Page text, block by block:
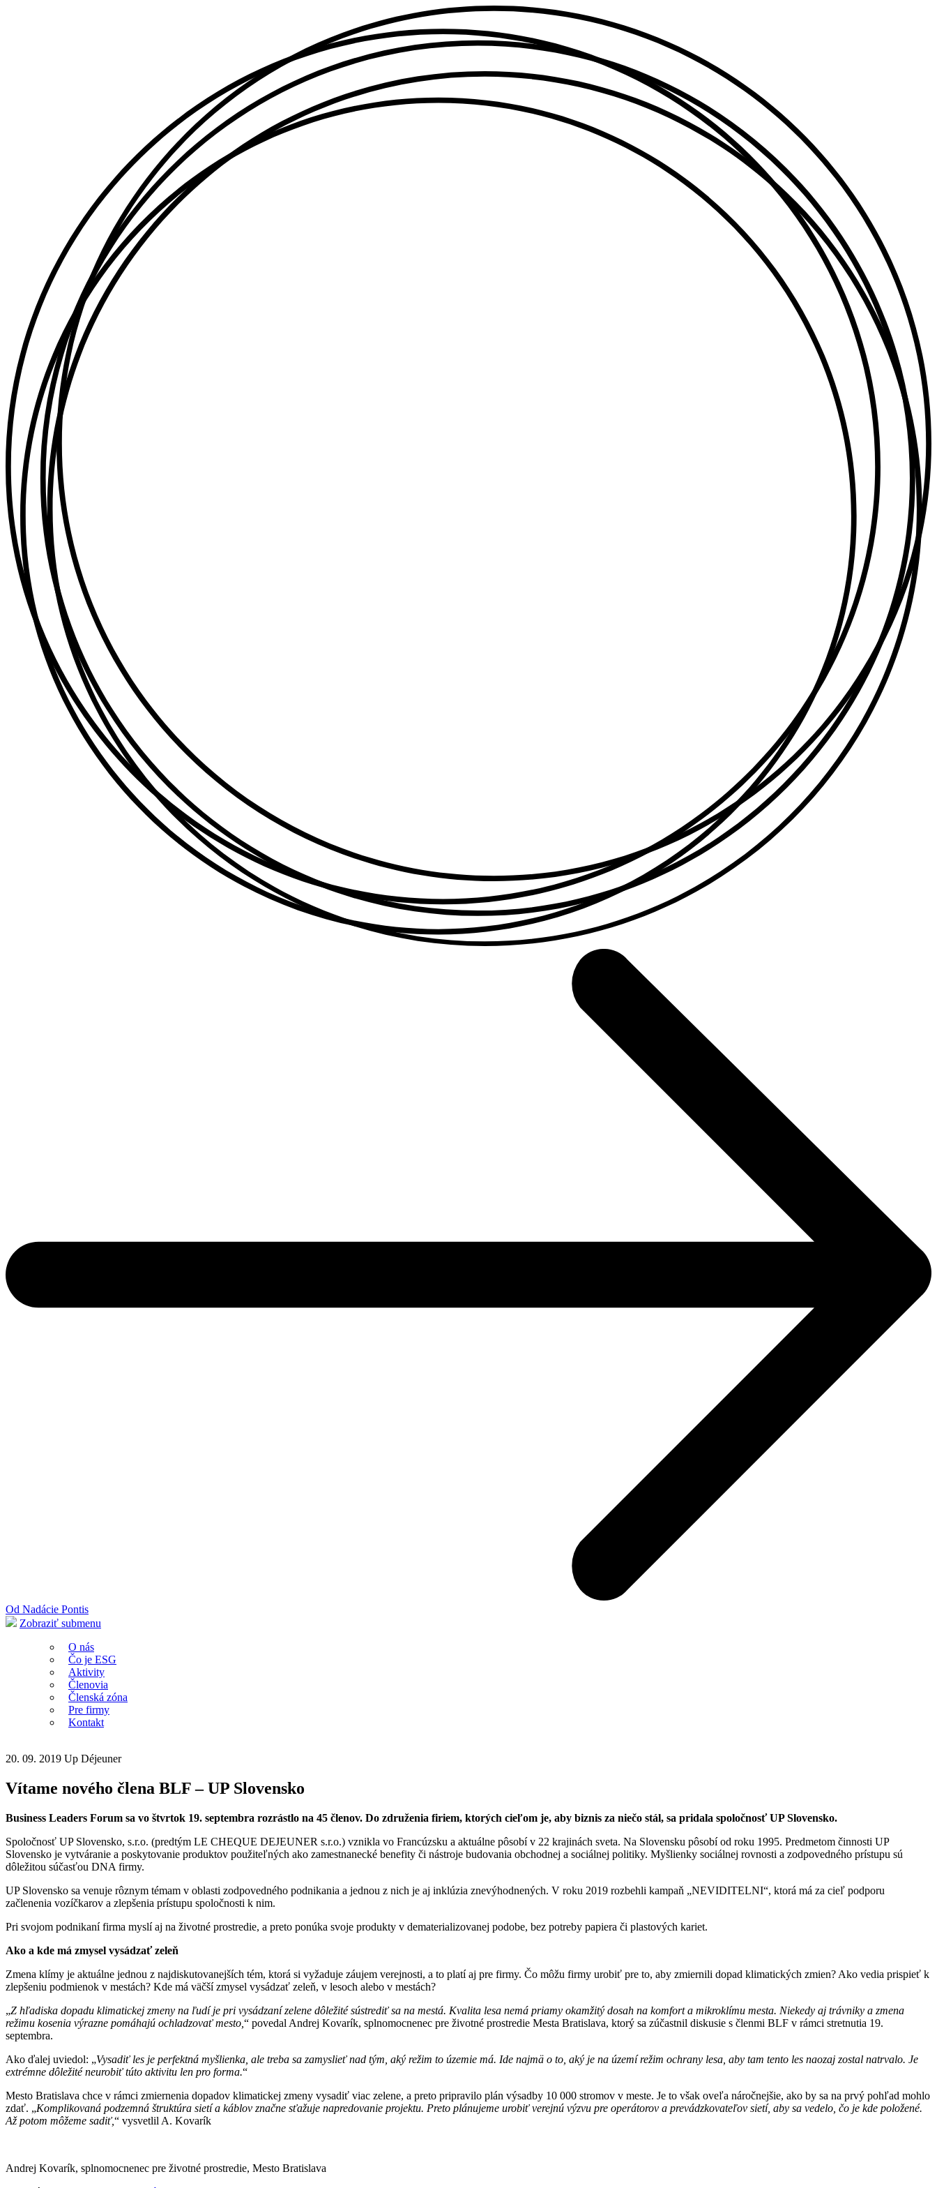
Od Nadácie Pontis
Zobraziť submenu
O nás
Čo je ESG
Aktivity
Členovia
Členská zóna
Pre firmy
Kontakt
20. 09. 2019 Up Déjeuner
Vítame nového člena BLF – UP Slovensko
Business Leaders Forum sa vo štvrtok 19. septembra rozrástlo na 45 členov. Do združenia firiem, ktorých cieľom je, aby biznis za niečo stál, sa pridala spoločnosť UP Slovensko.
Spoločnosť UP Slovensko, s.r.o. (predtým LE CHEQUE DEJEUNER s.r.o.) vznikla vo Francúzsku a aktuálne pôsobí v 22 krajinách sveta. Na Slovensku pôsobí od roku 1995. Predmetom činnosti UP
Slovensko je vytváranie a poskytovanie produktov použiteľných ako zamestnanecké benefity či nástroje budovania obchodnej a sociálnej politiky. Myšlienky sociálnej rovnosti a zodpovedného prístupu sú
dôležitou súčasťou DNA firmy.
UP Slovensko sa venuje rôznym témam v oblasti zodpovedného podnikania a jednou z nich je aj inklúzia znevýhodnených. V roku 2019 rozbehli kampaň „NEVIDITELNI“, ktorá má za cieľ podporu
začlenenia vozíčkarov a zlepšenia prístupu spoločnosti k nim.
Pri svojom podnikaní firma myslí aj na životné prostredie, a preto ponúka svoje produkty v dematerializovanej podobe, bez potreby papiera či plastových kariet.
Ako a kde má zmysel vysádzať zeleň
Zmena klímy je aktuálne jednou z najdiskutovanejších tém, ktorá si vyžaduje záujem verejnosti, a to platí aj pre firmy. Čo môžu firmy urobiť pre to, aby zmiernili dopad klimatických zmien? Ako vedia prispieť k
zlepšeniu podmienok v mestách? Kde má väčší zmysel vysádzať zeleň, v lesoch alebo v mestách?
„Z hľadiska dopadu klimatickej zmeny na ľudí je pri vysádzaní zelene dôležité sústrediť sa na mestá. Kvalita lesa nemá priamy okamžitý dosah na komfort a mikroklímu mesta. Niekedy aj trávniky a zmena
režimu kosenia výrazne pomáhajú ochladzovať mesto, “ povedal Andrej Kovarík, splnomocnenec pre životné prostredie Mesta Bratislava, ktorý sa zúčastnil diskusie s členmi BLF v rámci stretnutia 19.
septembra.
Ako ďalej uviedol: „Vysadiť les je perfektná myšlienka, ale treba sa zamyslieť nad tým, aký režim to územie má. Ide najmä o to, aký je na území režim ochrany lesa, aby tam tento les naozaj zostal natrvalo. Je
extrémne dôležité neurobiť túto aktivitu len pro forma.“
Mesto Bratislava chce v rámci zmiernenia dopadov klimatickej zmeny vysadiť viac zelene, a preto pripravilo plán výsadby 10 000 stromov v meste. Je to však oveľa náročnejšie, ako by sa na prvý pohľad mohlo
zdať. „Komplikovaná podzemná štruktúra sietí a káblov značne sťažuje napredovanie projektu. Preto plánujeme urobiť verejnú výzvu pre operátorov a prevádzkovateľov sietí, aby sa vedelo, čo je kde položené.
Až potom môžeme sadiť,“ vysvetlil A. Kovarík
Andrej Kovarík, splnomocnenec pre životné prostredie, Mesto Bratislava